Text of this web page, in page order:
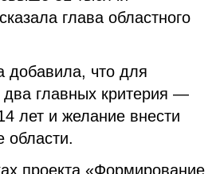
глава областного
добавила, что для
два главных критерия —
лет и желание внести
области.
проекта «Формирование